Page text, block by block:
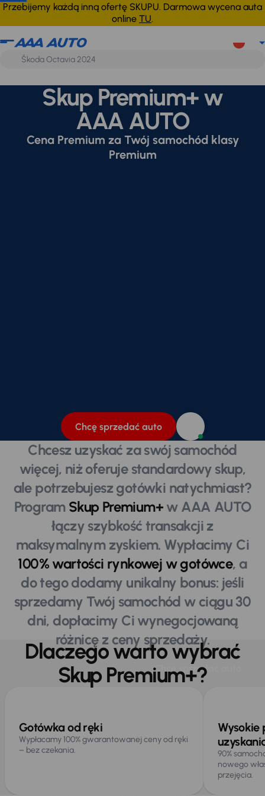
Przebijemy każdą inną ofertę SKUPU. Darmowa wycena auta
online TU.
Skup Premium+ w
AAA AUTO
Cena Premium za Twój samochód klasy
Premium
Chcę sprzedać auto
Chcesz uzyskać za swój samochód
więcej, niż oferuje standardowy skup,
ale potrzebujesz gotówki natychmiast?
Program Skup Premium+ w AAA AUTO
łączy szybkość transakcji z
maksymalnym zyskiem. Wypłacimy Ci
100% wartości rynkowej w gotówce, a
do tego dodamy unikalny bonus: jeśli
sprzedamy Twój samochód w ciągu 30
dni, dopłacimy Ci wynegocjowaną
różnicę z ceny sprzedaży.
Zalety Skupu Premium+ Chcę sprzedać auto
Dlaczego warto wybrać
Skup Premium+?
Gotówka od ręki
Wypłacamy 100% gwarantowanej ceny od ręki
– bez czekania.
Wysokie
90%
nowego
przejęcia.